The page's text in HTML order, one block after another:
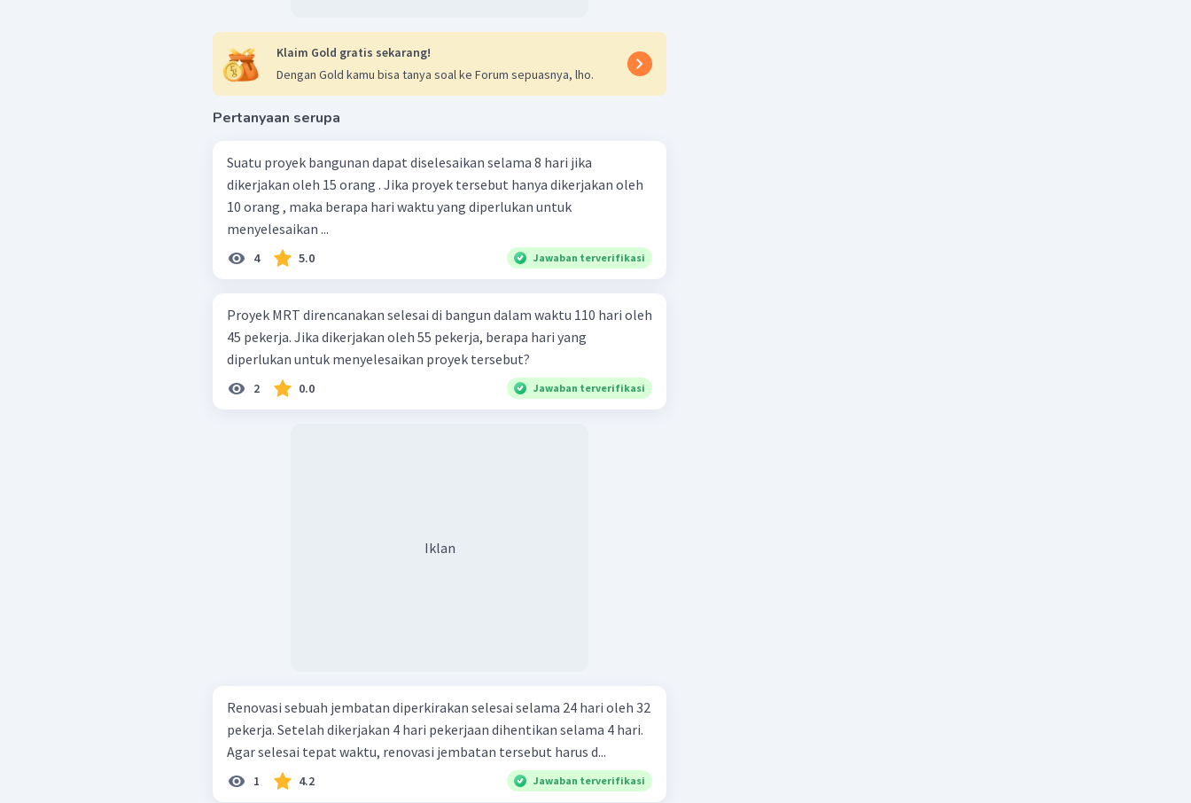
Klaim Gold gratis sekarang!
Dengan Gold kamu bisa tanya soal ke Forum sepuasnya, lho.
Pertanyaan serupa
Suatu proyek bangunan dapat diselesaikan selama 8 hari jika
dikerjakan oleh 15 orang . Jika proyek tersebut hanya dikerjakan oleh
10 orang , maka berapa hari waktu yang diperlukan untuk
menyelesaikan ...
4 5.0 Jawaban terverifikasi
Proyek MRT direncanakan selesai di bangun dalam waktu 110 hari oleh
45 pekerja. Jika dikerjakan oleh 55 pekerja, berapa hari yang
diperlukan untuk menyelesaikan proyek tersebut?
2 0.0 Jawaban terverifikasi
Iklan
Renovasi sebuah jembatan diperkirakan selesai selama 24 hari oleh 32
pekerja. Setelah dikerjakan 4 hari pekerjaan dihentikan selama 4 hari.
Agar selesai tepat waktu, renovasi jembatan tersebut harus d...
1 4.2 Jawaban terverifikasi